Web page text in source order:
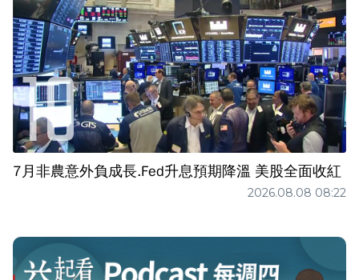
7月非農意外負成長.Fed升息預期降溫 美股全面收紅
2026.08.08 08:22